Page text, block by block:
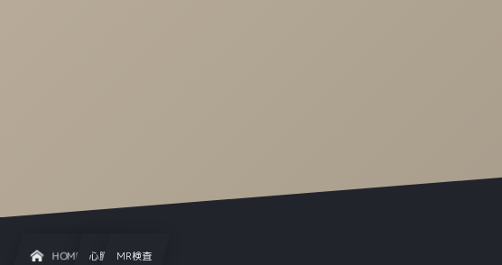
HOME 心臓 MR検査